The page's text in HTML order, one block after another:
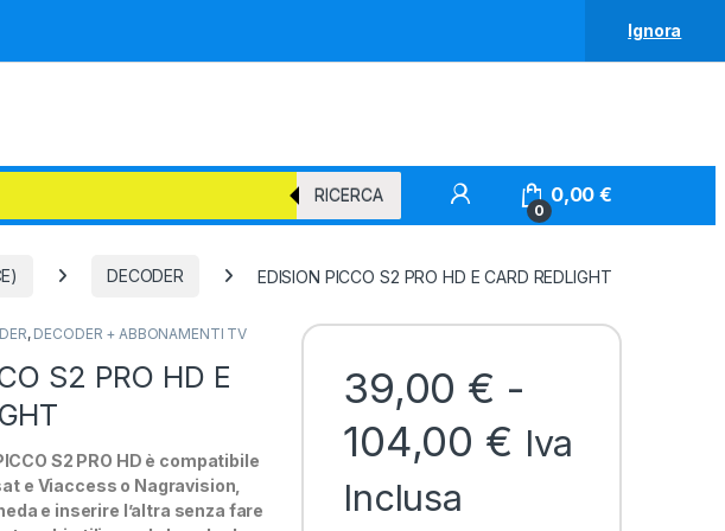
Ignora
RICERCA
0
0,00€
DECODER EDISION PICCO S2 PRO HD E CARD REDLIGHT
, DECODER + ABBONAMENTI TV
S2 PRO HD E
S2 PRO HD è compatibile
e Viaccess o Nagravision,
e inserire l’altra senza fare
39,00 € -
104,00 € Fascia di
Iva
Inclusa